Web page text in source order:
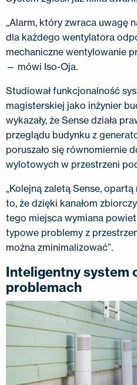
„Alarm, który zwraca uwagę
dla każdego wentylatora
mechaniczne wentylowanie
— mówi Iso-Oja.
Studiował funkcjonalność
magisterskiej jako inżynier
wykazały, że Sense działa
przeglądu budynku z
poruszało się równomiernie
wylotowych w przestrzeni
„Kolejną zaletą Sense,
to, że dzięki kanałom
tego miejsca wymiana
typowe problemy z
można zminimalizować”.
Inteligentny system
problemach